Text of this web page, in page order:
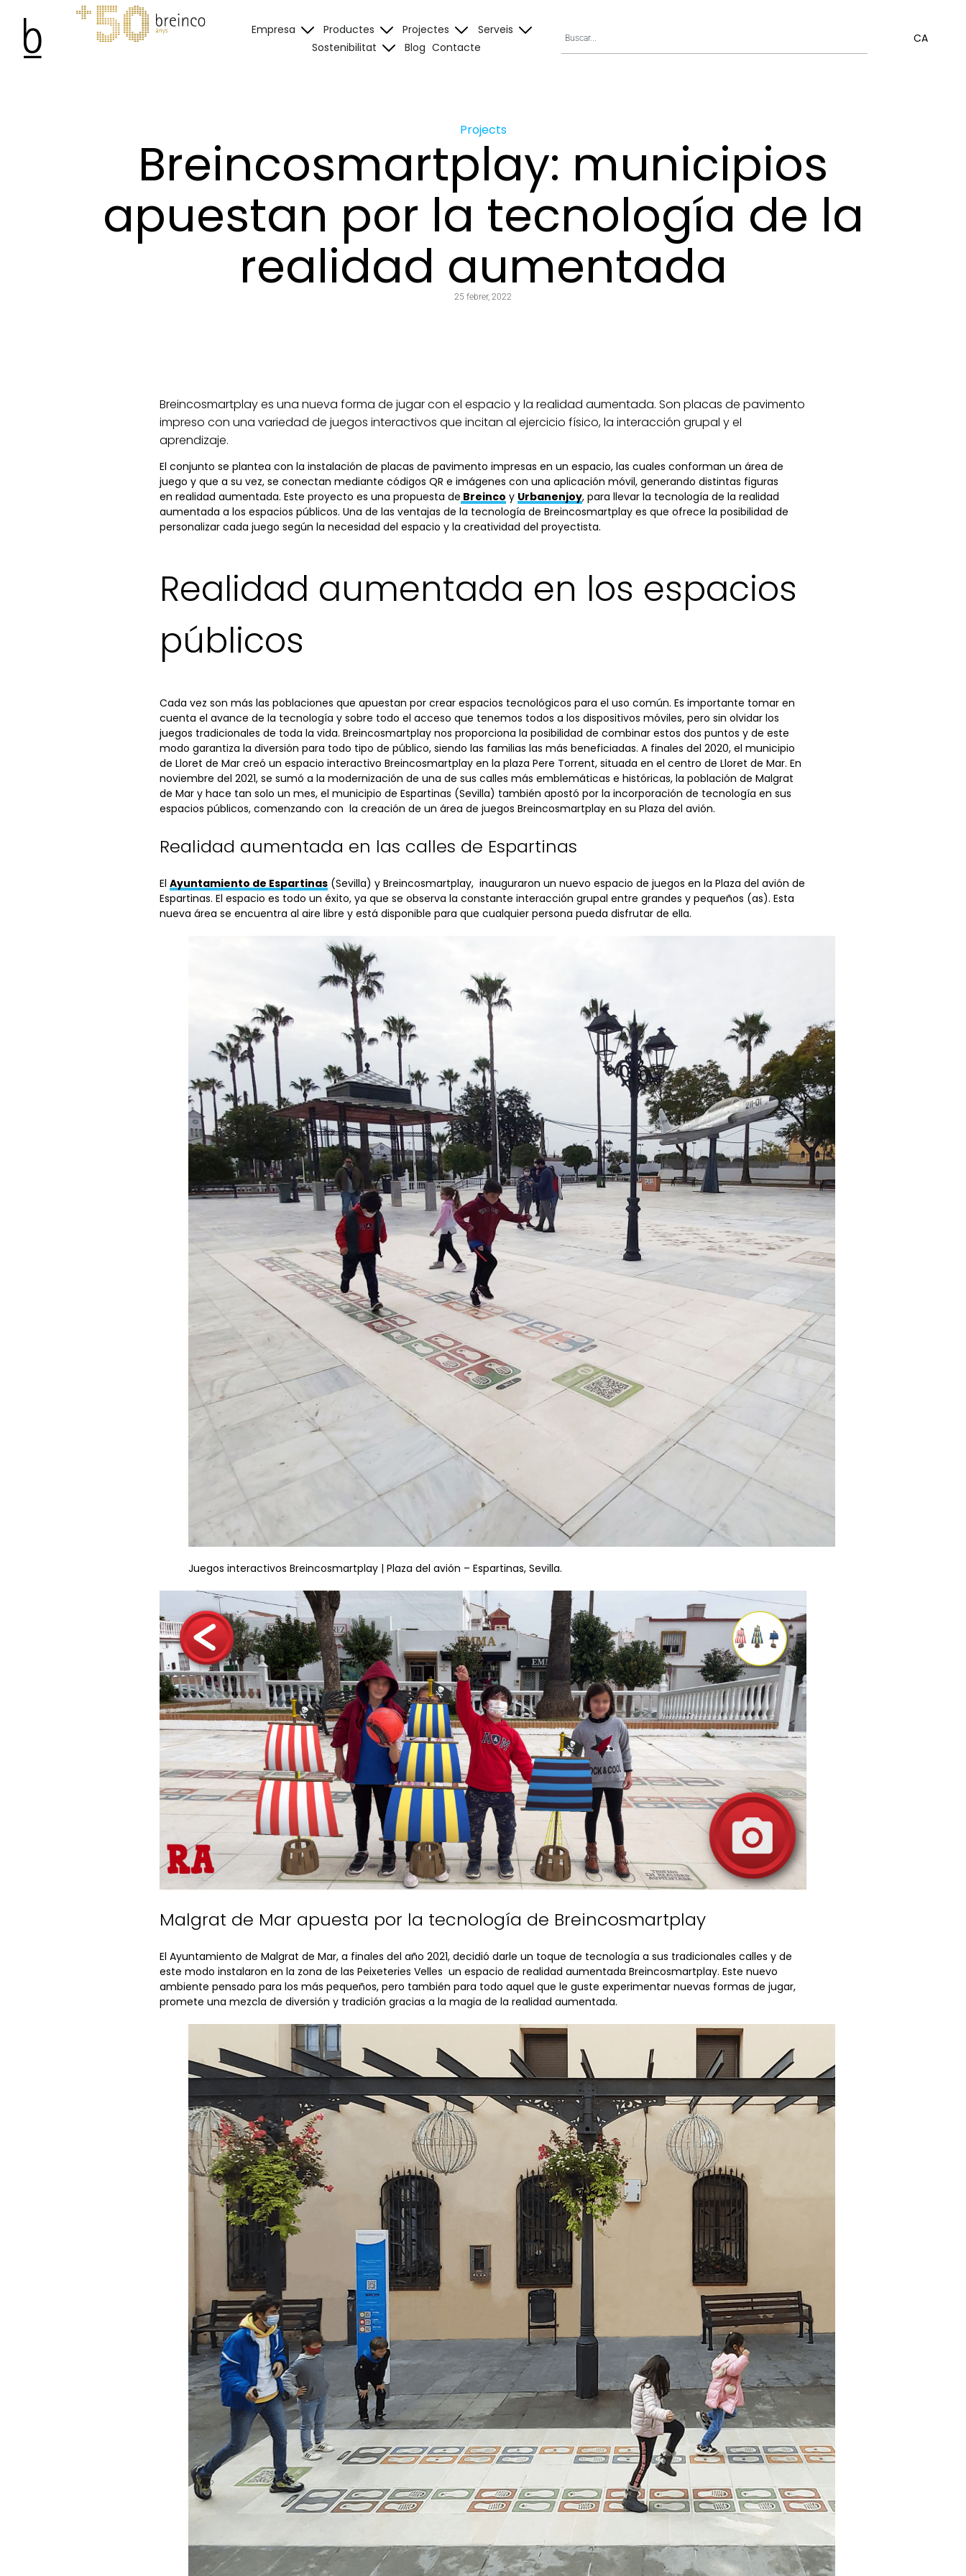
Empresa Productes Projectes
Serveis
Sostenibilitat
Blog Contacte
CA
Projects
Breincosmartplay: municipios
apuestan por la tecnología de la
realidad aumentada
25 febrer, 2022
Breincosmartplay es una nueva forma de jugar con el espacio y la realidad aumentada. Son placas de pavimento
impreso con una variedad de juegos interactivos que incitan al ejercicio físico, la interacción grupal y el
aprendizaje.
El conjunto se plantea con la instalación de placas de pavimento impresas en un espacio, las cuales conforman un área de
juego y que a su vez, se conectan mediante códigos QR e imágenes con una aplicación móvil, generando distintas figuras
en realidad aumentada. Este proyecto es una propuesta de Breinco y Urbanenjoy, para llevar la tecnología de la realidad
aumentada a los espacios públicos. Una de las ventajas de la tecnología de Breincosmartplay es que ofrece la posibilidad de
personalizar cada juego según la necesidad del espacio y la creatividad del proyectista.
Realidad aumentada en los espacios
públicos
Cada vez son más las poblaciones que apuestan por crear espacios tecnológicos para el uso común. Es importante tomar en
cuenta el avance de la tecnología y sobre todo el acceso que tenemos todos a los dispositivos móviles, pero sin olvidar los
juegos tradicionales de toda la vida. Breincosmartplay nos proporciona la posibilidad de combinar estos dos puntos y de este
modo garantiza la diversión para todo tipo de público, siendo las familias las más beneficiadas. A finales del 2020, el municipio
de Lloret de Mar creó un espacio interactivo Breincosmartplay en la plaza Pere Torrent, situada en el centro de Lloret de Mar. En
noviembre del 2021, se sumó a la modernización de una de sus calles más emblemáticas e históricas, la población de Malgrat
de Mar y hace tan solo un mes, el municipio de Espartinas (Sevilla) también apostó por la incorporación de tecnología en sus
espacios públicos, comenzando con la creación de un área de juegos Breincosmartplay en su Plaza del avión.
Realidad aumentada en las calles de Espartinas
El Ayuntamiento de Espartinas (Sevilla) y Breincosmartplay, inauguraron un nuevo espacio de juegos en la Plaza del avión de
Espartinas. El espacio es todo un éxito, ya que se observa la constante interacción grupal entre grandes y pequeños (as). Esta
nueva área se encuentra al aire libre y está disponible para que cualquier persona pueda disfrutar de ella.
Juegos interactivos Breincosmartplay | Plaza del avión – Espartinas, Sevilla.
Malgrat de Mar apuesta por la tecnología de Breincosmartplay
El Ayuntamiento de Malgrat de Mar, a finales del año 2021, decidió darle un toque de tecnología a sus tradicionales calles y de
este modo instalaron en la zona de las Peixeteries Velles un espacio de realidad aumentada Breincosmartplay. Este nuevo
ambiente pensado para los más pequeños, pero también para todo aquel que le guste experimentar nuevas formas de jugar,
promete una mezcla de diversión y tradición gracias a la magia de la realidad aumentada.